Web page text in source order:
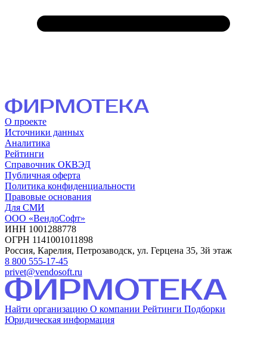
О проекте
Источники данных
Аналитика
Рейтинги
Справочник ОКВЭД
Публичная оферта
Политика конфиденциальности
Правовые основания
Для СМИ
ООО «ВендоСофт»
ИНН 1001288778
ОГРН 1141001011898
Россия, Карелия, Петрозаводск, ул. Герцена 35, 3й этаж
8 800 555-17-45
privet@vendosoft.ru
Найти организацию О компании Рейтинги Подборки
Юридическая информация